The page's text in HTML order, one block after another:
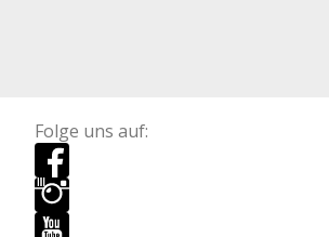
Folge uns auf: